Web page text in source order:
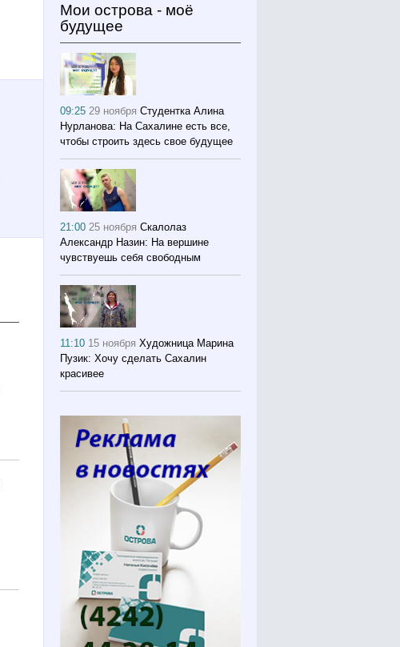
Мои острова - моё
будущее
09:25 29 ноября Студентка Алина
Нурланова: На Сахалине есть все,
чтобы строить здесь свое будущее
21:0025 ноября Скалолаз
Александр Назин: На вершине
чувствуешь себя свободным
11:10 15 ноября Художница Марина
Пузик: Хочу сделать Сахалин
красивее